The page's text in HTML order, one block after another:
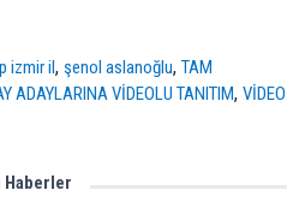
izmir il,şenol aslanoğlu,TAM
ADAYLARINA VİDEOLU TANITIM, VİDEO
Haberler